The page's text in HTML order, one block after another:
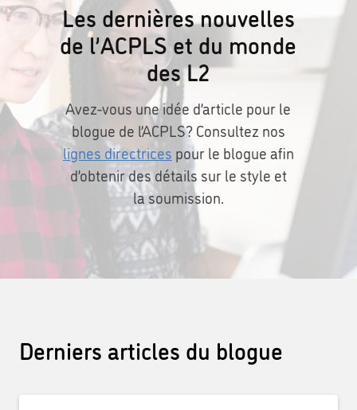
Les dernières nouvelles
de l’ACPLS et du monde
des L2
Avez-vous une idée d’article pour le
blogue de l’ACPLS? Consultez nos
lignes directrices pour le blogue afin
d’obtenir des détails sur le style et
la soumission.
Derniers articles du blogue